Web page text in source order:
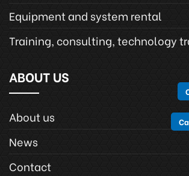
Equipment and system rental
Training, consulting, technology
ABOUT US
About us
News
Contact